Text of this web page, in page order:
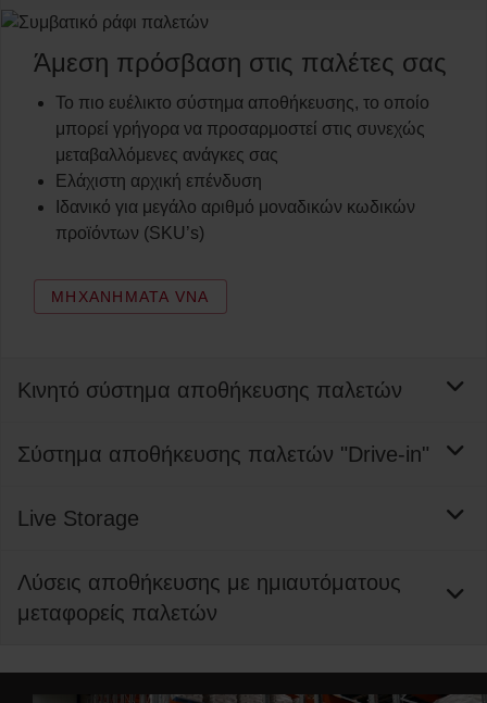
Άμεση πρόσβαση στις παλέτες σας
Το πιο ευέλικτο σύστημα αποθήκευσης, το οποίο
μπορεί γρήγορα να προσαρμοστεί στις συνεχώς
μεταβαλλόμενες ανάγκες σας
Ελάχιστη αρχική επένδυση
Ιδανικό για μεγάλο αριθμό μοναδικών κωδικών
προϊόντων (SKU’s)
ΜΗΧΑΝΉΜΑΤΑ VNA
Κινητό σύστημα αποθήκευσης παλετών
Σύστημα αποθήκευσης παλετών "Drive-in"
Live Storage
Λύσεις αποθήκευσης με ημιαυτόματους
μεταφορείς παλετών